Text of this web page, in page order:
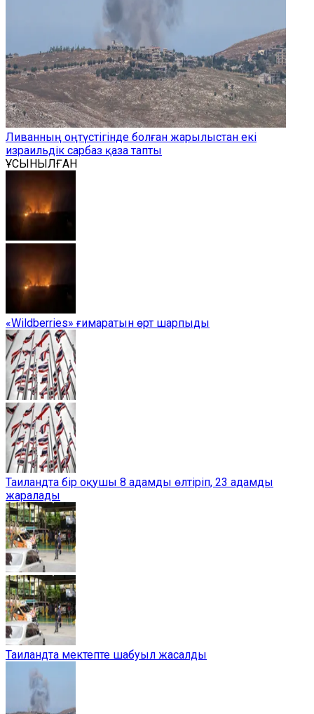
Ливанның оңтүстігінде болған жарылыстан екі
израильдік сарбаз қаза тапты
ҰСЫНЫЛҒАН
«Wildberries» ғимаратын өрт шарпыды
Таиландта бір оқушы 8 адамды өлтіріп, 23 адамды
жаралады
Таиландта мектепте шабуыл жасалды